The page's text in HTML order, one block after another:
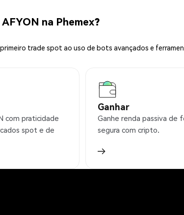
na Phemex?
trade spot ao uso de bots avançados e
com praticidade
spot e de
Ganhar
Ganhe renda passiva de
segura com cripto.